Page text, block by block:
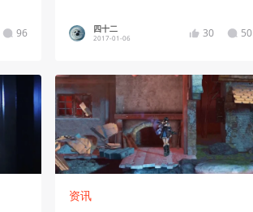
96 四十二
2017-01-06 30 50
资讯